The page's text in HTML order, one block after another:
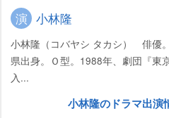
演 小林隆
小林隆（コバヤシ タカシ） 俳優
県出身。Ｏ型。1988年、劇団『東
入...
小林隆のドラマ出演